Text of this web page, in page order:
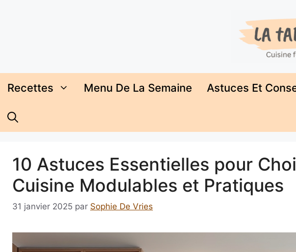
Recettes Menu De La Semaine Astuces Et
10 Astuces Essentielles pour
Cuisine Modulables et Pratiques
31 janvier 2025 par Sophie De Vries